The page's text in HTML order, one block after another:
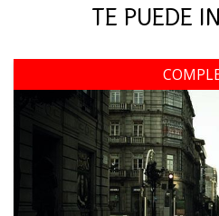
TE PUEDE